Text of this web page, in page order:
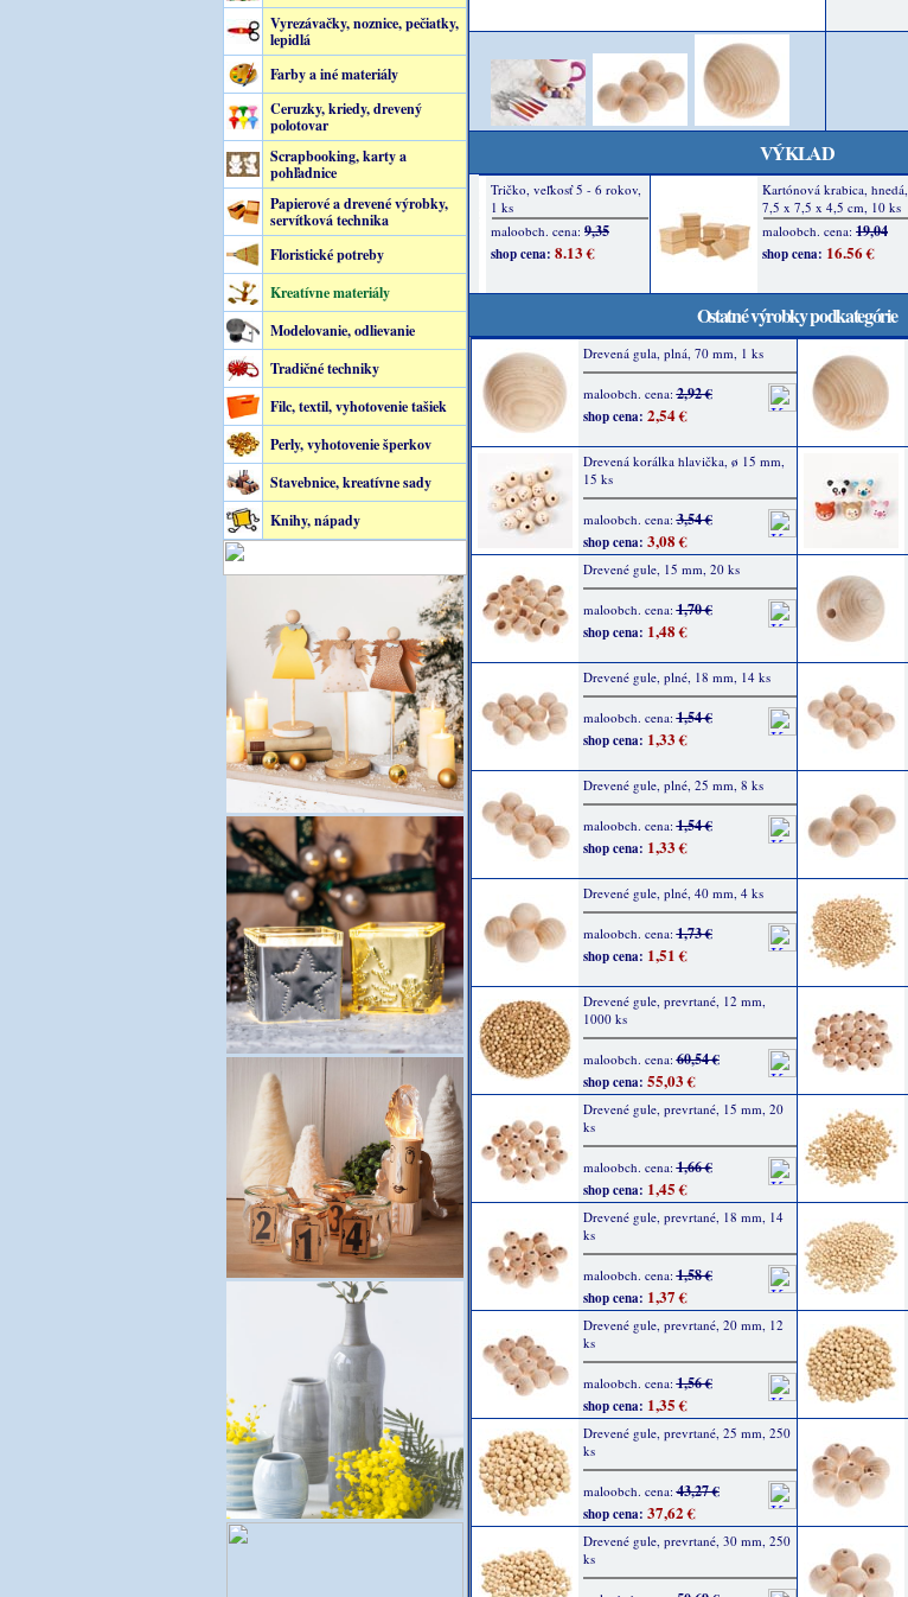
Vyrezávačky, noznice, pečiatky,
lepidlá
Farby a iné materiály
Ceruzky, kriedy, drevený
polotovar
Scrapbooking, karty a
pohľadnice
Papierové a drevené výrobky,
servítková technika
Floristické potreby
Kreatívne materiály
Modelovanie, odlievanie
Tradičné techniky
Filc, textil, vyhotovenie tašiek
Perly, vyhotovenie šperkov
Stavebnice, kreatívne sady
Knihy, nápady
VÝKLAD
Ostatné výrobky podkategórie
Drevená gula, plná, 70 mm, 1 ks
maloobch. cena:2,92 €
shop cena: 2,54 €
Drevená korálka hlavička, ø 15 mm,
15 ks
maloobch. cena:3,54 €
shop cena: 3,08 €
Drevené gule, 15 mm, 20 ks
maloobch. cena:1,70 €
shop cena: 1,48 €
Drevené gule, plné, 18 mm, 14 ks
maloobch. cena:1,54 €
shop cena: 1,33 €
Drevené gule, plné, 25 mm, 8 ks
maloobch. cena:1,54 €
shop cena: 1,33 €
Drevené gule, plné, 40 mm, 4 ks
maloobch. cena:1,73 €
shop cena: 1,51 €
Drevené gule, prevrtané, 12 mm,
1000 ks
maloobch. cena:60,54 €
shop cena: 55,03 €
Drevené gule, prevrtané, 15 mm, 20
ks
maloobch. cena:1,66 €
shop cena: 1,45 €
Drevené gule, prevrtané, 18 mm, 14
ks
maloobch. cena:1,58 €
shop cena: 1,37 €
Drevené gule, prevrtané, 20 mm, 12
ks
maloobch. cena:1,56 €
shop cena: 1,35 €
Drevené gule, prevrtané, 25 mm, 250
ks
maloobch. cena:43,27 €
shop cena: 37,62 €
Drevené gule, prevrtané, 30 mm, 250
ks